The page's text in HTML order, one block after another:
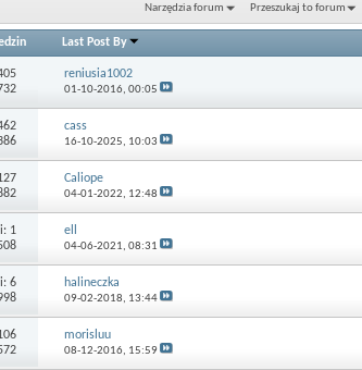
Narzędzia forum Przeszukaj to forum
Last Post By
reniusia1002
01-10-2016, 00:05
cass
16-10-2025, 10:03
Caliope
04-01-2022, 12:48
1
ell
04-06-2021, 08:31
6
halineczka
09-02-2018, 13:44
morisluu
08-12-2016, 15:59